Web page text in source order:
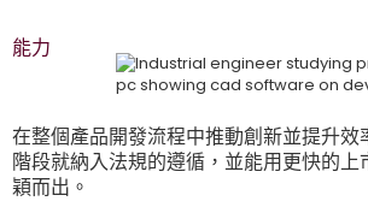
能力
在整個產品開發流程中推動創新並提升效
階段就納入法規的遵循，並能用更快的
穎而出。